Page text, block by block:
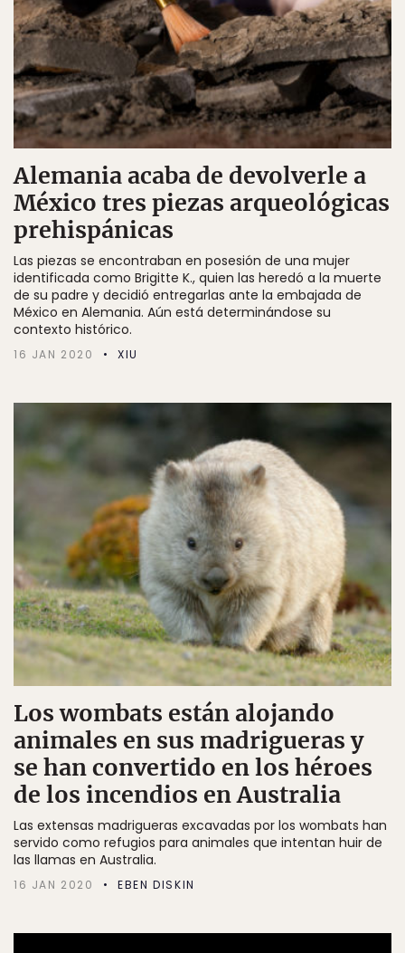
Alemania acaba de devolverle a
México tres piezas arqueológicas
prehispánicas
Las piezas se encontraban en posesión de una mujer
identificada como Brigitte K., quien las heredó a la muerte
de su padre y decidió entregarlas ante la embajada de
México en Alemania. Aún está determinándose su
contexto histórico.
16 JAN 2020 XIU
Los wombats están alojando
animales en sus madrigueras y
se han convertido en los héroes
de los incendios en Australia
Las extensas madrigueras excavadas por los wombats han
servido como refugios para animales que intentan huir de
las llamas en Australia.
16 JAN 2020 EBEN DISKIN